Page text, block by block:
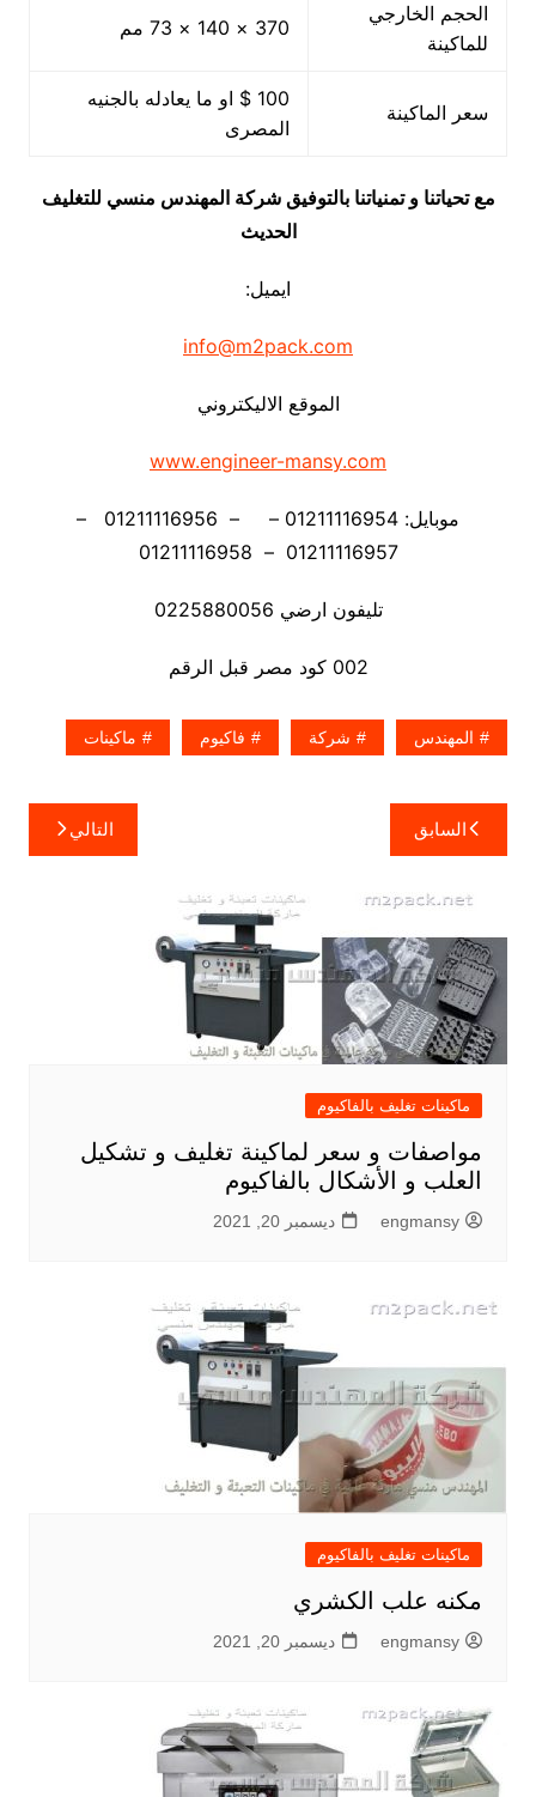
الحجم الخارجي
للماكينة
370 × 140 × 73 مم
سعر الماكينة
100 $ او ما يعادله بالجنيه
المصرى
مع تحياتنا و تمنياتنا بالتوفيق شركة المهندس منسي للتغليف
الحديث
ايميل:
info@m2pack.com
الموقع الاليكتروني
www.engineer-mansy.com
موبايل: 01211116954 – – 01211116956 –
01211116957 – 01211116958
تليفون ارضي 0225880056
002 كود مصر قبل الرقم​
المهندس شركة فاكيوم ماكينات
تصفّح
المقالات
السابق التالي
ماكينات تغليف بالفاكيوم
مواصفات و سعر لماكينة تغليف و تشكيل
العلب و الأشكال بالفاكيوم
engmansy ديسمبر 20, 2021
ماكينات تغليف بالفاكيوم
مكنه علب الكشري
engmansy ديسمبر 20, 2021